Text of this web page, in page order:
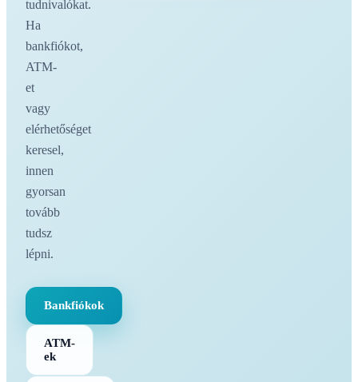
tudnivalókat.
Ha
bankfiókot,
ATM-
et
vagy
elérhetőséget
keresel,
innen
gyorsan
tovább
tudsz
lépni.
Bankfiókok
ATM-
ek